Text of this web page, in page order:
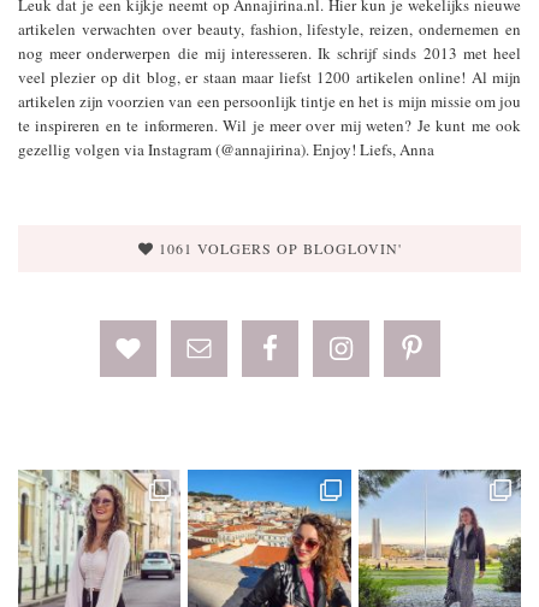
Leuk dat je een kijkje neemt op Annajirina.nl. Hier kun je wekelijks nieuwe
artikelen verwachten over beauty, fashion, lifestyle, reizen, ondernemen en
nog meer onderwerpen die mij interesseren. Ik schrijf sinds 2013 met heel
veel plezier op dit blog, er staan maar liefst 1200 artikelen online! Al mijn
artikelen zijn voorzien van een persoonlijk tintje en het is mijn missie om jou
te inspireren en te informeren. Wil je meer over mij weten? Je kunt me ook
gezellig volgen via Instagram (@annajirina). Enjoy! Liefs, Anna
1061 VOLGERS OP BLOGLOVIN'